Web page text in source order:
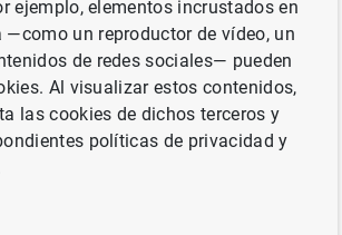
publica informes de...
Siguiente
monetaria de la z...
ejemplo, elementos incrustados en
—como un reproductor de vídeo, un
de redes sociales— pueden
Al visualizar estos contenidos,
las cookies de dichos terceros y
políticas de privacidad y